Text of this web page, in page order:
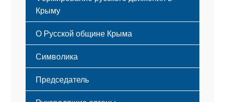
Крыму
Русский Крым
О Русской общине Крыма
Этапы становления
Принципы деятельности
Структура
Мероприятия
Символика
Флаг
Герб
Гимн
Председатель